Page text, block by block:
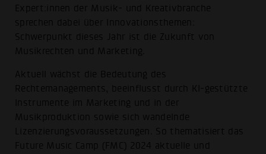
Expert:innen der Musik- und Kreativbranche
sprechen dabei über Innovationsthemen:
Schwerpunkt dieses Jahr ist die Zukunft von
Musikrechten und Marketing.
Aktuell wächst die Bedeutung des
Rechtemanagements, beeinflusst durch KI-gestützte
Instrumente im Marketing und in der
Musikproduktion sowie sich wandelnde
Lizenzierungsvoraussetzungen. So thematisiert das
Future Music Camp (FMC) 2024 aktuelle und